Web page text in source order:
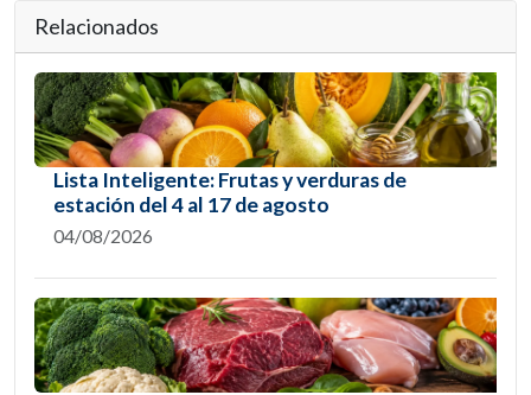
Relacionados
Lista Inteligente: Frutas y verduras de
estación del 4 al 17 de agosto
04/08/2026